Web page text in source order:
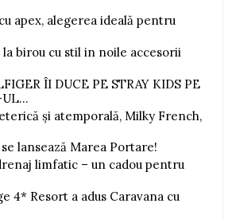
apex, alegerea ideală pentru
birou cu stil in noile accesorii
ÎI DUCE PE STRAY KIDS PE
și atemporală, Milky French,
lansează Marea Portare!
limfatic – un cadou pentru
4* Resort a adus Caravana cu